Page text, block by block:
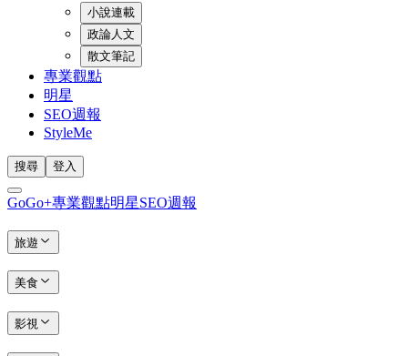
小說連載
政論人文
散文筆記
專業觀點
明星
SEO週報
StyleMe
搜尋 登入
GoGo+專業觀點明星SEO週報
旅遊
美食
影視